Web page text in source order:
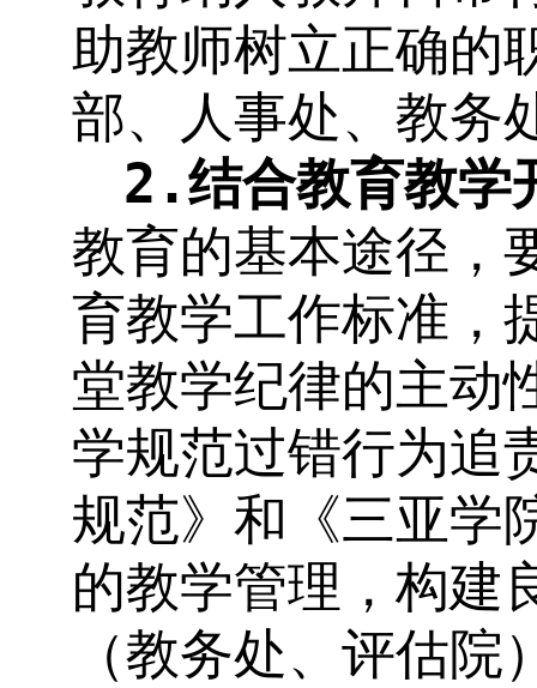
助教师树立正确的
部、人事处、教务
2.结合教育教学
教育的基本途径，
育教学工作标准，
堂教学纪律的主动
学规范过错行为追
规范》和《三亚学
的教学管理，构建
（教务处、评估院